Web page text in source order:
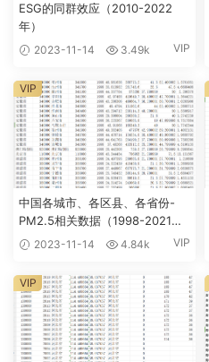
ESG的同群效应（2010-2022
年）
2023-11-14 3.49k VIP
中国各城市、各区县、各省份-
PM2.5相关数据（1998-2021
年）2023-11-14 4.84k VIP
VIP
VIP